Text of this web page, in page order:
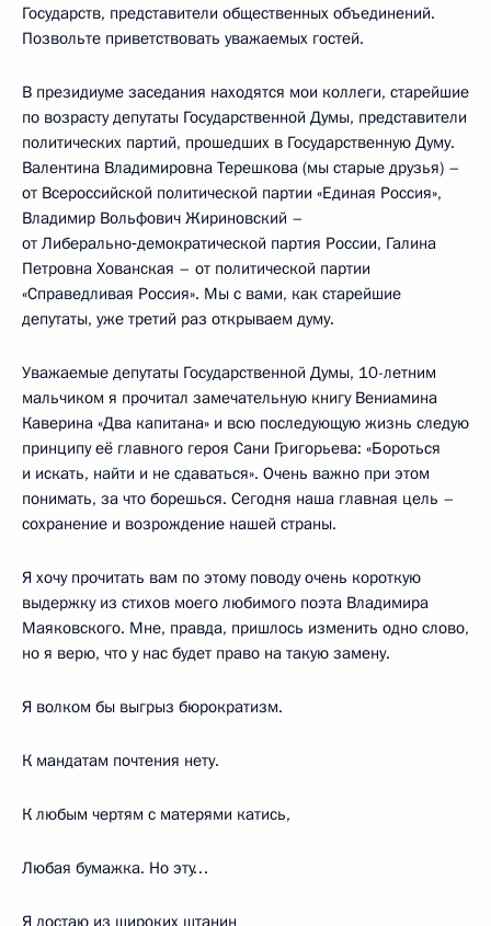
Государств, представители общественных объединений.
Позвольте приветствовать уважаемых гостей.
В президиуме заседания находятся мои коллеги, старейшие
по возрасту депутаты Государственной Думы, представители
политических партий, прошедших в Государственную Думу.
Валентина Владимировна Терешкова (мы старые друзья) –
от Всероссийской политической партии «Единая Россия»,
Владимир Вольфович Жириновский –
от Либерально‑демократической партия России, Галина
Петровна Хованская – от политической партии
«Справедливая Россия». Мы с вами, как старейшие
депутаты, уже третий раз открываем думу.
Уважаемые депутаты Государственной Думы, 10-летним
мальчиком я прочитал замечательную книгу Вениамина
Каверина «Два капитана» и всю последующую жизнь следую
принципу её главного героя Сани Григорьева: «Бороться
и искать, найти и не сдаваться». Очень важно при этом
понимать, за что борешься. Сегодня наша главная цель –
сохранение и возрождение нашей страны.
Я хочу прочитать вам по этому поводу очень короткую
выдержку из стихов моего любимого поэта Владимира
Маяковского. Мне, правда, пришлось изменить одно слово,
но я верю, что у нас будет право на такую замену.
Я волком бы выгрыз бюрократизм.
К мандатам почтения нету.
К любым чертям с матерями катись,
Любая бумажка. Но эту…
Я достаю из широких штанин